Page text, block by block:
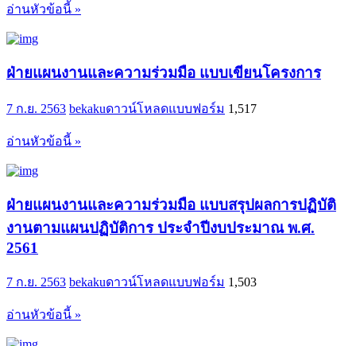
อ่านหัวข้อนี้ »
ฝ่ายแผนงานและความร่วมมือ แบบเขียนโครงการ
7 ก.ย. 2563 bekakuดาวน์โหลดแบบฟอร์ม 1,517
อ่านหัวข้อนี้ »
ฝ่ายแผนงานและความร่วมมือ แบบสรุปผลการปฏิบัติ
งานตามแผนปฏิบัติการ ประจำปีงบประมาณ พ.ศ.
2561
7 ก.ย. 2563 bekakuดาวน์โหลดแบบฟอร์ม 1,503
อ่านหัวข้อนี้ »